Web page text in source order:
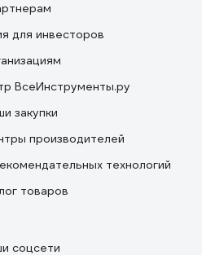
для инвесторов
ВсеИнструменты.ру
закупки
производителей
технологий
товаров
соцсети